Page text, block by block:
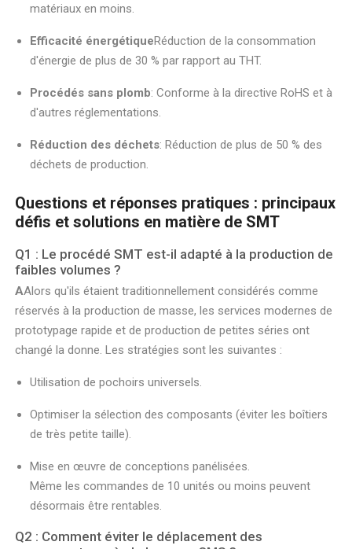
matériaux en moins.
Efficacité énergétiqueRéduction de la consommation
d'énergie de plus de 30 % par rapport au THT.
Procédés sans plomb: Conforme à la directive RoHS et à
d'autres réglementations.
Réduction des déchets: Réduction de plus de 50 % des
déchets de production.
Questions et réponses pratiques : principaux
défis et solutions en matière de SMT
Q1 : Le procédé SMT est-il adapté à la production de
faibles volumes ?
AAlors qu'ils étaient traditionnellement considérés comme
réservés à la production de masse, les services modernes de
prototypage rapide et de production de petites séries ont
changé la donne. Les stratégies sont les suivantes :
Utilisation de pochoirs universels.
Optimiser la sélection des composants (éviter les boîtiers
de très petite taille).
Mise en œuvre de conceptions panélisées.
Même les commandes de 10 unités ou moins peuvent
désormais être rentables.
Q2 : Comment éviter le déplacement des